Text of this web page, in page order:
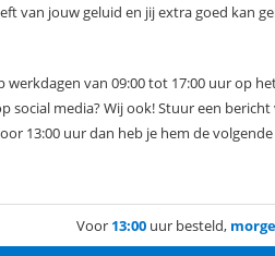
van jouw geluid en jij extra goed kan
werkdagen van 09:00 tot 17:00 uur op
social media? Wij ook! Stuur een
13:00 uur dan heb je hem de
Voor 13:00 uur besteld,